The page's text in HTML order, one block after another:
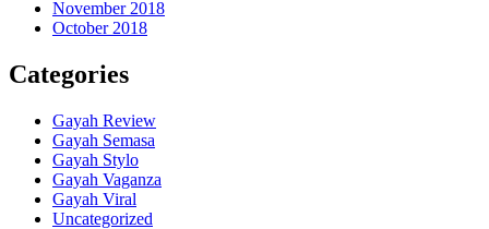
November 2018
October 2018
Categories
Gayah Review
Gayah Semasa
Gayah Stylo
Gayah Vaganza
Gayah Viral
Uncategorized